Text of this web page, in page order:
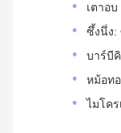
เตาอ
ซึ้งนึ่ง:
บาร์บี
หม้อท
ไมโค